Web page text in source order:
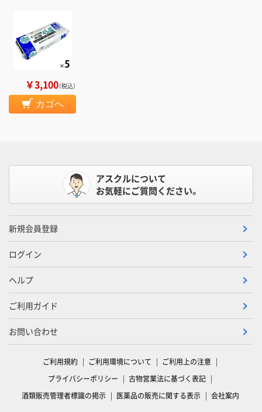
￥3,100（税込）
カゴへ
アスクルについて
お気軽にご質問ください。
新規会員登録
ログイン
ヘルプ
ご利用ガイド
お問い合わせ
ご利用規約 ご利用環境について
ご利用上の注意
プライバシーポリシー
古物営業法に基づく表記
酒類販売管理者標識の掲示
医薬品の販売に関する表示 会社案内